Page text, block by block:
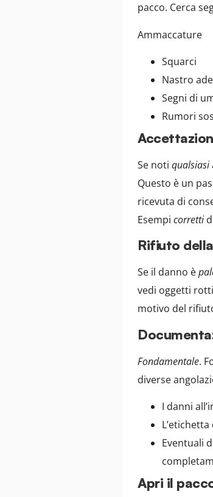
pacco. Cerca
Ammaccature
Squarci
Nastro
Segni di
Rumori
Se notiqualsiasi
Questo è un
ricevuta di
Esempicorretti
Rifiuto
Se il danno è
vedi oggetti
motivo del
Fondamentale.
diverse
I danni
Eventuali
Apri il